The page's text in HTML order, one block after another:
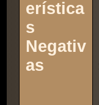
erística
s
Negativ
as